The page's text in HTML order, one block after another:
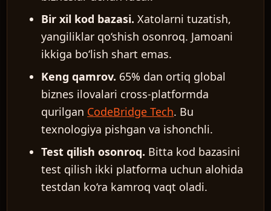
Bir xil kod bazasi. Xatolarni tuzatish,
yangiliklar qo‘shish osonroq. Jamoani
ikkiga bo‘lish shart emas.
Keng qamrov. 65% dan ortiq global
biznes ilovalari cross-platformda
qurilgan CodeBridge Tech. Bu
texnologiya pishgan va ishonchli.
Test qilish osonroq. Bitta kod bazasini
test qilish ikki platforma uchun alohida
testdan ko‘ra kamroq vaqt oladi.